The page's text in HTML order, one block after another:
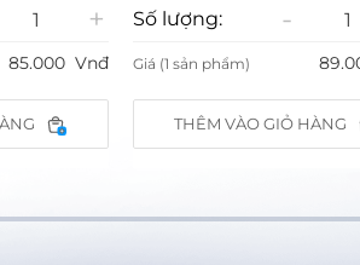
+
Vnđ
Số lượng:
- +
Giá (1 sản phẩm) 89.000Vnđ
THÊM VÀO GIỎ HÀNG